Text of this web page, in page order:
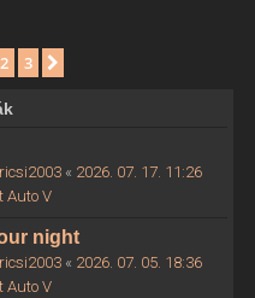
2 3
ricsi2003« 2026. 07. 17. 11:26
Auto V
night
ricsi2003« 2026. 07. 05. 18:36
Auto V